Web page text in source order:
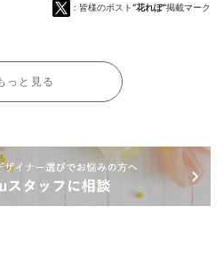
：皆様のポスト“花れぽ”掲載マーク
っと見る